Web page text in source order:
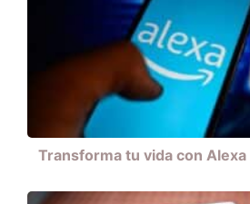
Transforma tu vida con Alexa